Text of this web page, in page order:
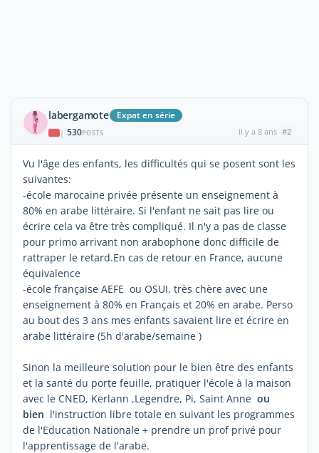
labergamote Expat en série
| 530POSTS il y a 8 ans #2
Vu l'âge des enfants, les difficultés qui se posent sont les
suivantes:
-école marocaine privée présente un enseignement à
80% en arabe littéraire. Si l'enfant ne sait pas lire ou
écrire cela va être très compliqué. Il n'y a pas de classe
pour primo arrivant non arabophone donc difficile de
rattraper le retard.En cas de retour en France, aucune
équivalence
-école française AEFE ou OSUI, très chère avec une
enseignement à 80% en Français et 20% en arabe. Perso
au bout des 3 ans mes enfants savaient lire et écrire en
arabe littéraire (5h d'arabe/semaine )
Sinon la meilleure solution pour le bien être des enfants
et la santé du porte feuille, pratiquer l'école à la maison
avec le CNED, Kerlann ,Legendre, Pi, Saint Anne ou
bien l'instruction libre totale en suivant les programmes
de l'Education Nationale + prendre un prof privé pour
l'apprentissage de l'arabe.